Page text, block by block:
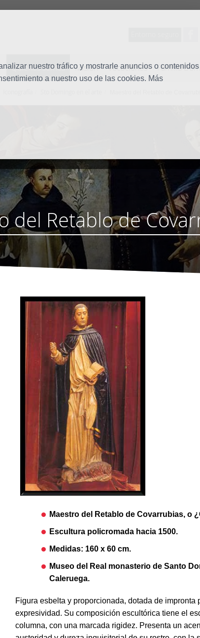
nuestro tráfico y mostrarle anuncios o contenidos
a nuestro uso de las cookies. Más
Quiénes somos Misión Vocaciones Familia
del Retablo de
Maestro del Retablo de Covarrubias, o
Escultura policromada hacia 1500.
Medidas: 160 x 60 cm.
Museo del Real monasterio de Santo
Caleruega.
Figura esbelta y proporcionada, dotada de impronta
expresividad. Su composición escultórica tiene el
columna, con una marcada rigidez. Presenta un